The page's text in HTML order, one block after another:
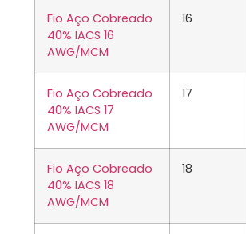
Fio Aço Cobreado
40% IACS 16
AWG/MCM
16
Fio Aço Cobreado
40% IACS 17
AWG/MCM
17
Fio Aço Cobreado
40% IACS 18
AWG/MCM
18